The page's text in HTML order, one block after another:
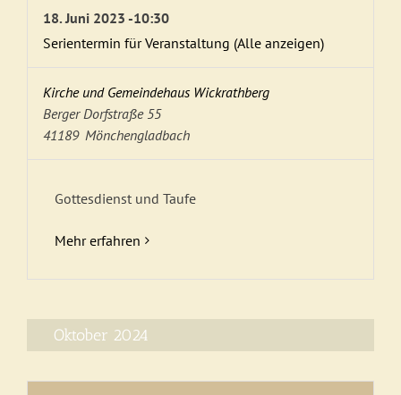
18. Juni 2023 -10:30
Serientermin für Veranstaltung (Alle anzeigen)
Kirche und Gemeindehaus Wickrathberg
Berger Dorfstraße 55
Mönchengladbach
41189
Gottesdienst und Taufe
Mehr erfahren
Oktober 2024